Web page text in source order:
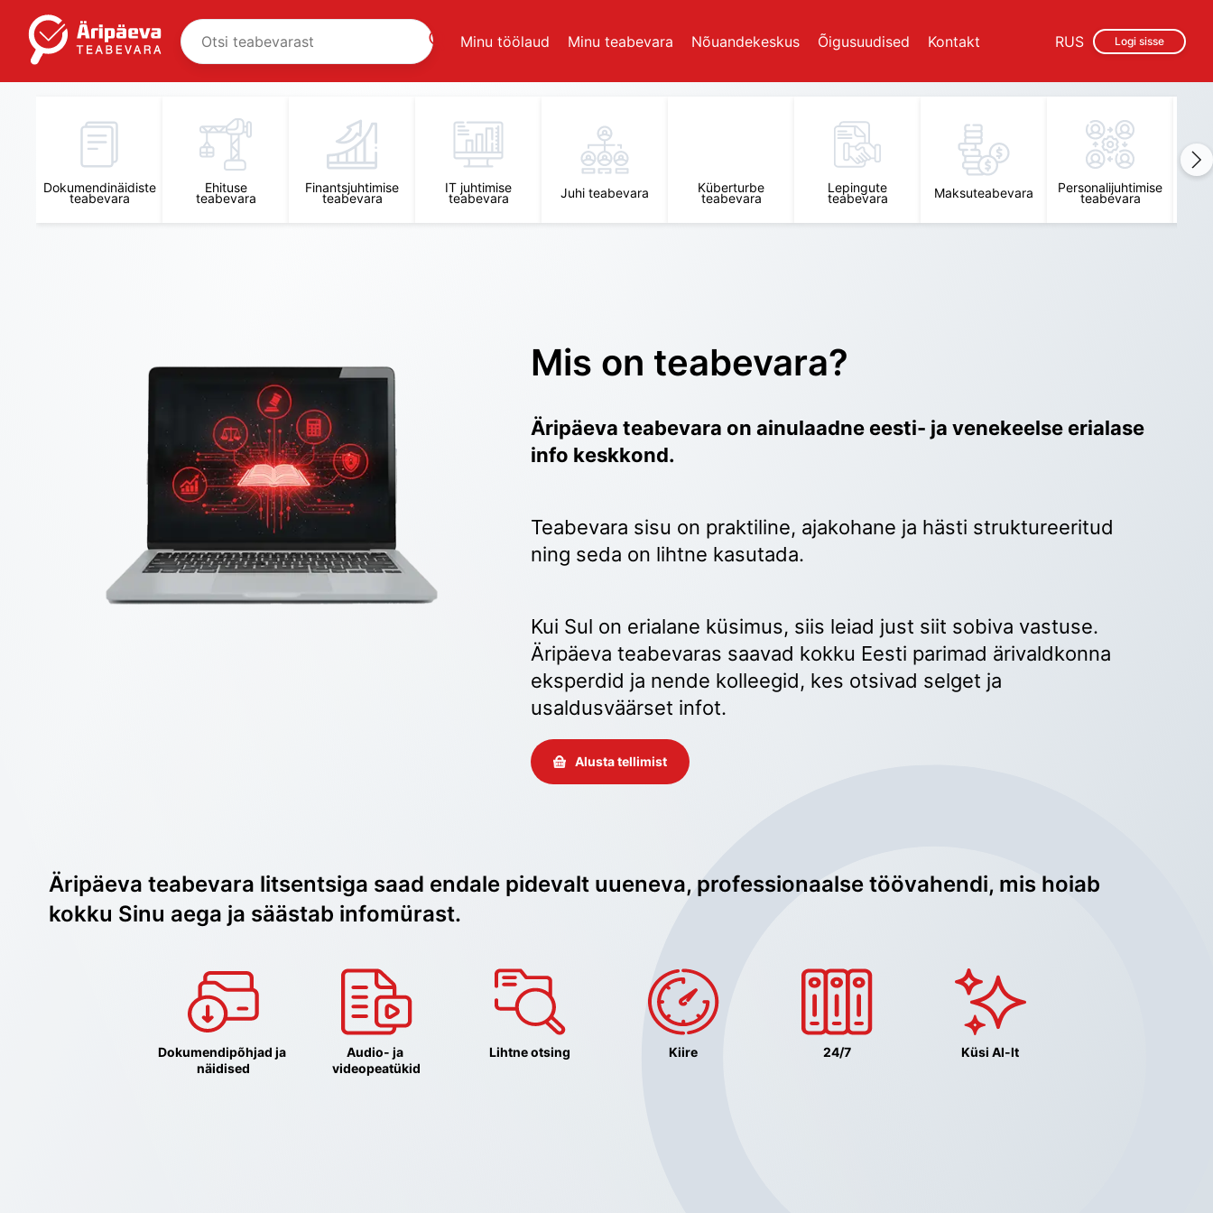
Minu töölaud Minu teabevara Nõuandekeskus Õigusuudised Kontakt Logi sisse
RUS
Dokumendinäidiste
teabevara
Ehituse
teabevara
Finantsjuhtimise
teabevara
IT juhtimise
teabevara Juhi teabevara Küberturbe
teabevara
Lepingute
teabevara Maksuteabevara Personalijuhtimise
teabevara
Mis on teabevara?
Äripäeva teabevara on ainulaadne eesti- ja venekeelse erialase
info keskkond.
Teabevara sisu on praktiline, ajakohane ja hästi struktureeritud
ning seda on lihtne kasutada.
Kui Sul on erialane küsimus, siis leiad just siit sobiva vastuse.
Äripäeva teabevaras saavad kokku Eesti parimad ärivaldkonna
eksperdid ja nende kolleegid, kes otsivad selget ja
usaldusväärset infot.
Alusta tellimist
Äripäeva teabevara litsentsiga saad endale pidevalt uueneva, professionaalse töövahendi, mis hoiab
kokku Sinu aega ja säästab infomürast.
Dokumendipõhjad ja
näidised
Audio- ja
videopeatükid
Lihtne otsing Kiire 24/7 Küsi AI-lt